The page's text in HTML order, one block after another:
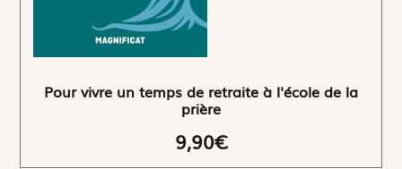
Pour vivre un temps de retraite à l'école de la
prière
9,90€